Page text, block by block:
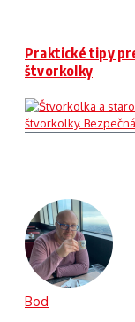
Praktické tipy
štvorkolky
Bod